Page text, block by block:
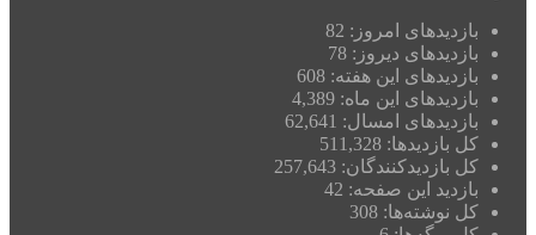
بازدیدهای امروز: 82
بازدیدهای دیروز: 78
بازدیدهای این هفته: 608
بازدیدهای این ماه: 4,389
بازدیدهای امسال: 62,641
کل بازدیدها: 511,328
کل بازدیدکنند‌گان: 257,643
بازدید این صفحه: 42
کل نوشته‌ها: 308